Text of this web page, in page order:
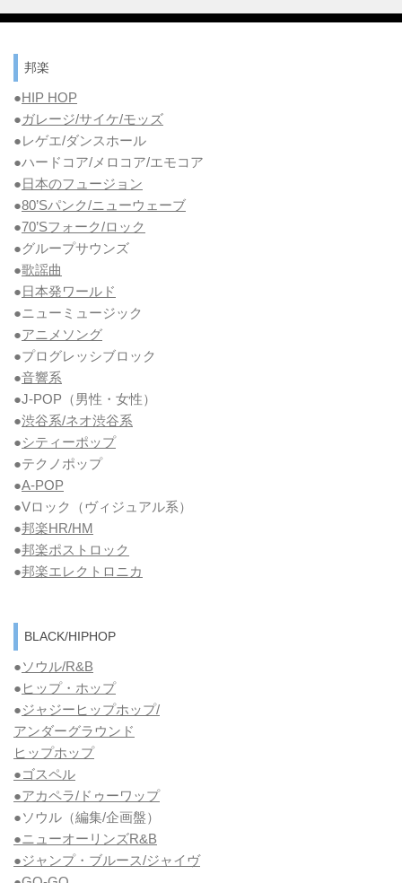
邦楽
●HIP HOP
●ガレージ/サイケ/モッズ
●レゲエ/ダンスホール
●ハードコア/メロコア/エモコア
●日本のフュージョン
●80’Sパンク/ニューウェーブ
●70’Sフォーク/ロック
●グループサウンズ
●歌謡曲
●日本発ワールド
●ニューミュージック
●アニメソング
●プログレッシブロック
●音響系
●J-POP（男性・女性）
●渋谷系/ネオ渋谷系
●シティーポップ
●テクノポップ
●A-POP
●Vロック
（ヴィジュアル系）
●邦楽HR/HM
●邦楽ポストロック
●邦楽エレクトロニカ
BLACK/HIPHOP
●ソウル/R&B
● ヒップ・ホップ
●ジャジーヒップホップ/
アンダーグラウンド
ヒップホップ
●ゴスペル
●アカペラ/ドゥーワップ
●ソウル （編集/企画盤）
●ニューオーリンズR&B
●ジャンプ・ブルース/ジャイヴ